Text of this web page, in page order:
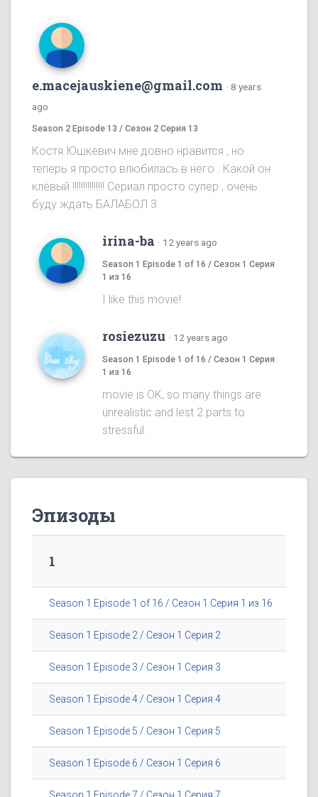
e.macejauskiene@gmail.com · 8 years
ago
Season 2 Episode 13 / Сезон 2 Серия 13
Костя Юшкевич мне довно нравится , но
теперь я просто влюбилась в него . Какой он
клёвый !!!!!!!!!!!!!!! Сериал просто супер , очень
буду ждать БАЛАБОЛ 3
irina-ba · 12 years ago
Season 1 Episode 1 of 16 / Сезон 1 Серия
1 из 16
I like this movie!
rosiezuzu · 12 years ago
Season 1 Episode 1 of 16 / Сезон 1 Серия
1 из 16
movie is OK, so many things are
unrealistic and lest 2 parts to
stressful.
Эпизоды
1
Season 1 Episode 1 of 16 / Сезон 1 Серия 1 из 16
Season 1 Episode 2 / Сезон 1 Серия 2
Season 1 Episode 3 / Сезон 1 Серия 3
Season 1 Episode 4 / Сезон 1 Серия 4
Season 1 Episode 5 / Сезон 1 Серия 5
Season 1 Episode 6 / Сезон 1 Серия 6